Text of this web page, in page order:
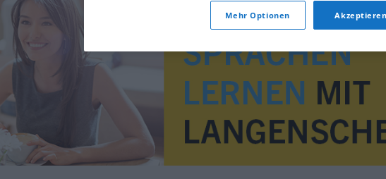
Mehr Optionen Akzeptieren